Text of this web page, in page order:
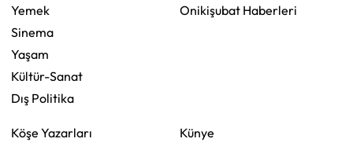
Yemek
Sinema
Yaşam
Kültür-Sanat
Dış Politika
Onikişubat Haberleri
Köşe Yazarları
Künye